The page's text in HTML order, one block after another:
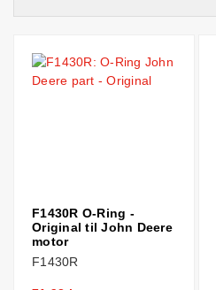
F1430R O-Ring -
Original til John Deere
motor
F1430R